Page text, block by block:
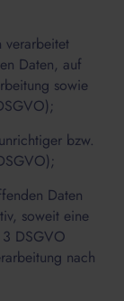
verarbeitet
Daten, auf
sowie
bzw.
Daten
soweit eine
DSGVO
nach